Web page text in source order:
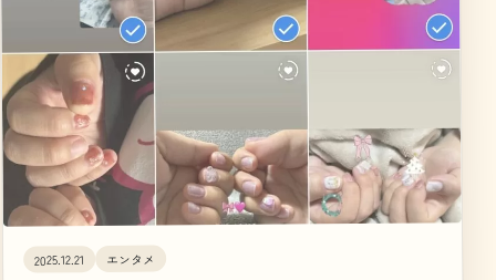
2025.12.21 エンタメ